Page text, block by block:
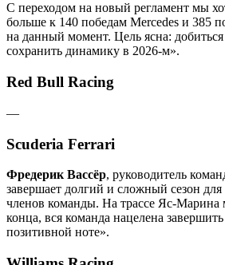
С переходом на новый регламент мы
больше к 140 победам Mercedes и 385
на данный момент. Цель ясна: добиться
сохранить динамику в 2026-м».
Red Bull Racing
—
Scuderia Ferrari
Фредерик Вассёр, руководитель
завершает долгий и сложный сезон
членов команды. На трассе Яс-Марина
конца, вся команда нацелена
позитивной ноте».